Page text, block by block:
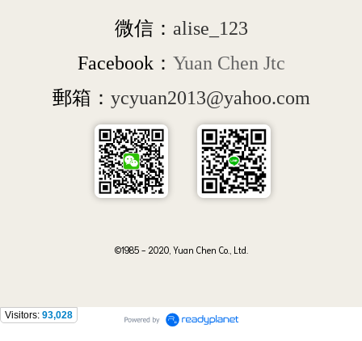
微信： alise_123
Facebook： Yuan Chen Jtc
郵箱： ycyuan2013@yahoo.com
©1985 - 2020, Yuan Chen Co., Ltd.
Visitors: 93,028